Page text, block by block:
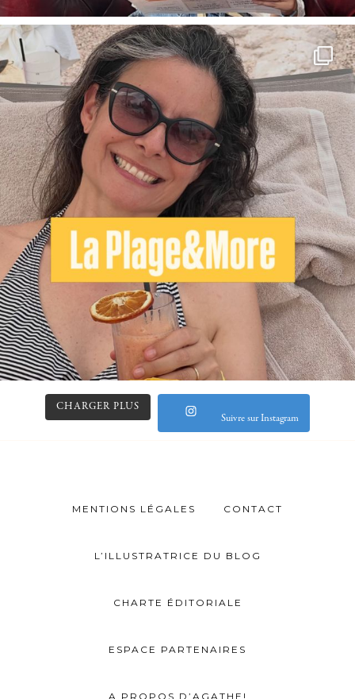
CHARGER PLUS
Suivre sur Instagram
MENTIONS LÉGALES CONTACT
L’ILLUSTRATRICE DU BLOG
CHARTE ÉDITORIALE
ESPACE PARTENAIRES
A PROPOS D’AGATHE!